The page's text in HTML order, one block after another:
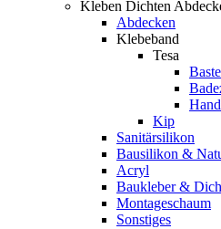
Kleben Dichten
Abdecken
Klebeband
Tesa
Kip
Sanitärsilikon
Bausilikon &
Acryl
Baukleber &
Montageschaum
Sonstiges